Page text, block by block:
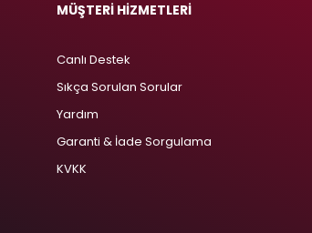
MÜŞTERİ HİZMETLERİ
Canlı Destek
Sıkça Sorulan Sorular
Yardım
Garanti & İade Sorgulama
KVKK